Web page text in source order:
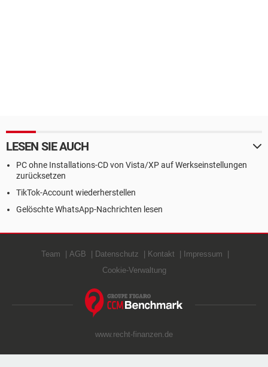
LESEN SIE AUCH
PC ohne Installations-CD von Vista/XP auf Werkseinstellungen
zurücksetzen
TikTok-Account wiederherstellen
Gelöschte WhatsApp-Nachrichten lesen
Team AGB Datenschutz Kontakt
Impressum
Cookie-Verwaltung
www.recht-finanzen.de